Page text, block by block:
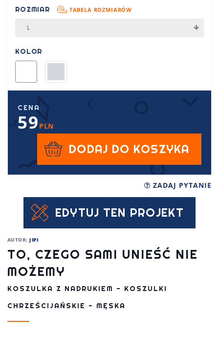
AUTOR:JIPI
TO, CZEGO SAMI UNIEŚĆ NIE
MOŻEMY
KOSZULKA Z NADRUKIEM - KOSZULKI
CHRZEŚCIJAŃSKIE - MĘSKA
ROZMIAR TABELA ROZMIARÓW
L
KOLOR
CENA
59PLN
DODAJ DO KOSZYKA
ZADAJ PYTANIE
EDYTUJ TEN PROJEKT